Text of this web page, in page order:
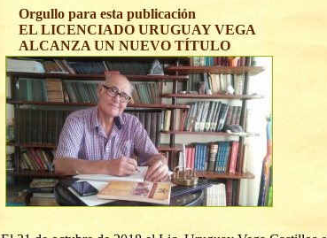
Orgullo para esta publicación
EL LICENCIADO URUGUAY VEGA
ALCANZA UN NUEVO TÍTULO